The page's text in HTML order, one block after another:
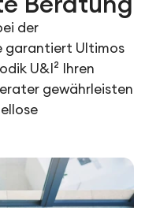
der
garantiert Ultimos
U&I² Ihren
gewährleisten